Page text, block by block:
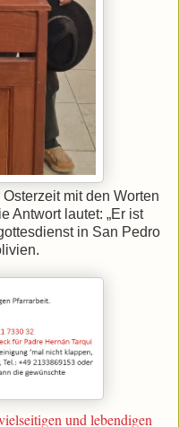
mit den Worten
Antwort lautet: „Er ist
in San Pedro
und lebendigen